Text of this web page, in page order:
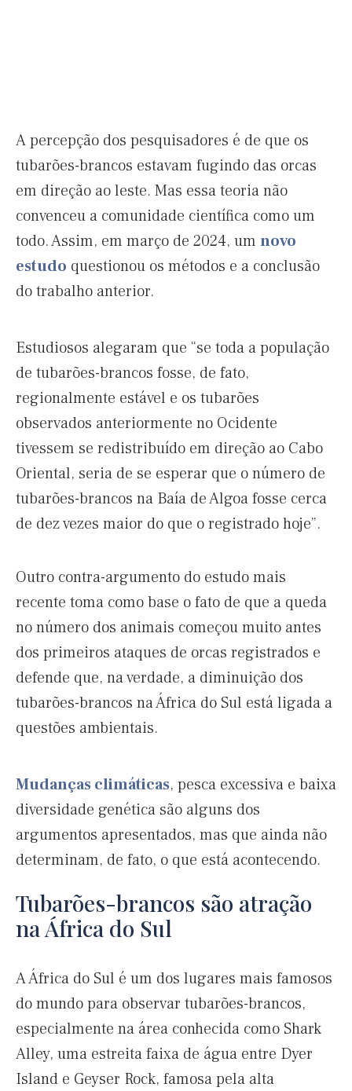
A percepção dos pesquisadores é de que os
tubarões-brancos estavam fugindo das orcas
em direção ao leste. Mas essa teoria não
convenceu a comunidade científica como um
todo. Assim, em março de 2024, um novo
estudo questionou os métodos e a conclusão
do trabalho anterior.
Estudiosos alegaram que “se toda a população
de tubarões-brancos fosse, de fato,
regionalmente estável e os tubarões
observados anteriormente no Ocidente
tivessem se redistribuído em direção ao Cabo
Oriental, seria de se esperar que o número de
tubarões-brancos na Baía de Algoa fosse cerca
de dez vezes maior do que o registrado hoje”.
Outro contra-argumento do estudo mais
recente toma como base o fato de que a queda
no número dos animais começou muito antes
dos primeiros ataques de orcas registrados e
defende que, na verdade, a diminuição dos
tubarões-brancos na África do Sul está ligada a
questões ambientais.
Mudanças climáticas, pesca excessiva e baixa
diversidade genética são alguns dos
argumentos apresentados, mas que ainda não
determinam, de fato, o que está acontecendo.
Tubarões-brancos são atração
na África do Sul
A África do Sul é um dos lugares mais famosos
do mundo para observar tubarões-brancos,
especialmente na área conhecida como Shark
Alley, uma estreita faixa de água entre Dyer
Island e Geyser Rock, famosa pela alta